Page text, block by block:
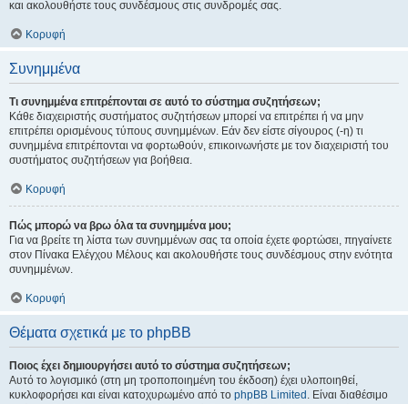
και ακολουθήστε τους συνδέσμους στις συνδρομές σας.
Κορυφή
Συνημμένα
Τι συνημμένα επιτρέπονται σε αυτό το σύστημα συζητήσεων;
Κάθε διαχειριστής συστήματος συζητήσεων μπορεί να επιτρέπει ή να μην
επιτρέπει ορισμένους τύπους συνημμένων. Εάν δεν είστε σίγουρος (-η) τι
συνημμένα επιτρέπονται να φορτωθούν, επικοινωνήστε με τον διαχειριστή του
συστήματος συζητήσεων για βοήθεια.
Κορυφή
Πώς μπορώ να βρω όλα τα συνημμένα μου;
Για να βρείτε τη λίστα των συνημμένων σας τα οποία έχετε φορτώσει, πηγαίνετε
στον Πίνακα Ελέγχου Μέλους και ακολουθήστε τους συνδέσμους στην ενότητα
συνημμένων.
Κορυφή
Θέματα σχετικά με το phpBB
Ποιος έχει δημιουργήσει αυτό το σύστημα συζητήσεων;
Αυτό το λογισμικό (στη μη τροποποιημένη του έκδοση) έχει υλοποιηθεί,
κυκλοφορήσει και είναι κατοχυρωμένο από το phpBB Limited . Είναι διαθέσιμο